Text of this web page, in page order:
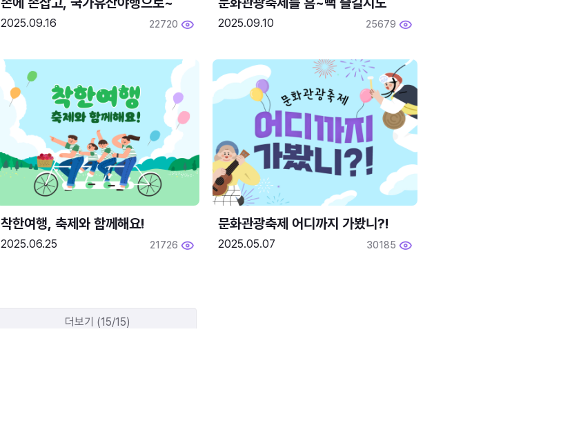
2025.09.16 22720 2025.09.10 25679
착한여행, 축제와 함께해요!
2025.06.25 21726
문화관광축제 어디까지 가봤니?!
2025.05.07 30185
더보기 (15/15)